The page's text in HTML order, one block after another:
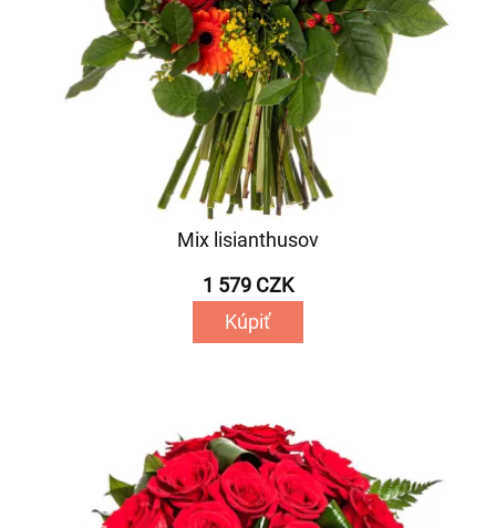
Mix lisianthusov
1 579 CZK
Kúpiť